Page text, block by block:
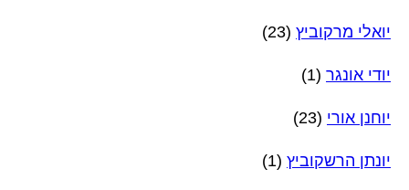
יואלי מרקוביץ (23)
יודי אונגר (1)
יוחנן אורי (23)
יונתן הרשקוביץ (1)